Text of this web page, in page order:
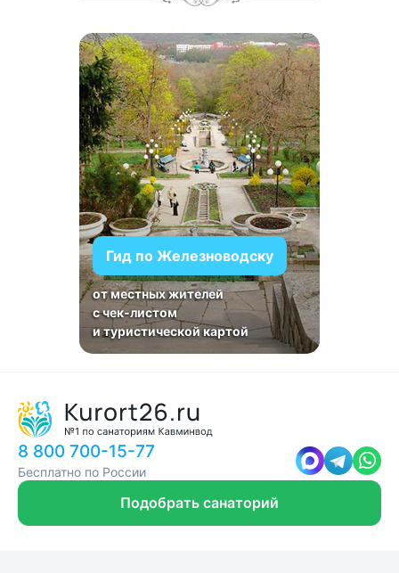
Гид по Железноводску
от местных жителей
с чек-листом
и туристической картой
8 800 700-15-77
Бесплатно по России
Подобрать санаторий